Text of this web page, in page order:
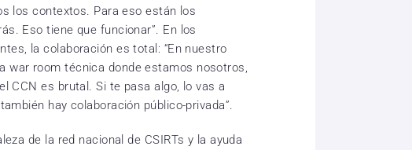
los contextos. Para eso están los
Eso tiene que funcionar”. En los
la colaboración es total: “En nuestro
war room técnica donde estamos nosotros,
CCN es brutal. Si te pasa algo, lo vas a
hay colaboración público-privada”.
de la red nacional de CSIRTs y la ayuda